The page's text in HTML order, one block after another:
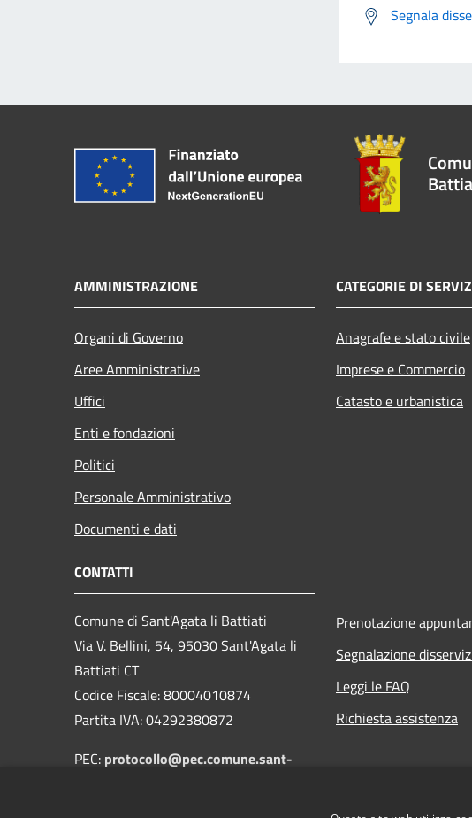
Segnala
AMMINISTRAZIONE
Organi di Governo
Aree Amministrative
Uffici
Enti e fondazioni
Politici
Personale Amministrativo
Documenti e dati
CATEGORIE DI
Anagrafe e stato civile
Imprese e Commercio
Catasto e urbanistica
CONTATTI
Comune di Sant'Agata li Battiati
Via V. Bellini, 54, 95030 Sant'Agata li
Battiati CT
Codice Fiscale: 80004010874
Partita IVA: 04292380872
PEC: protocollo@pec.comune.sant-
Prenotazione
Segnalazione
Leggi le FAQ
Richiesta assistenza